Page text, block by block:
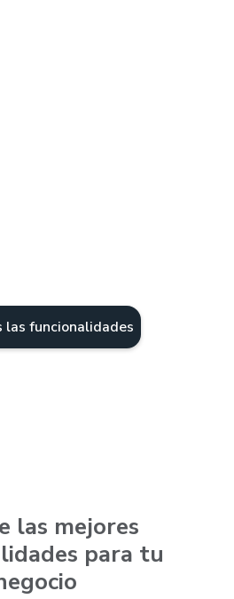
las funcionalidades
las mejores
para tu